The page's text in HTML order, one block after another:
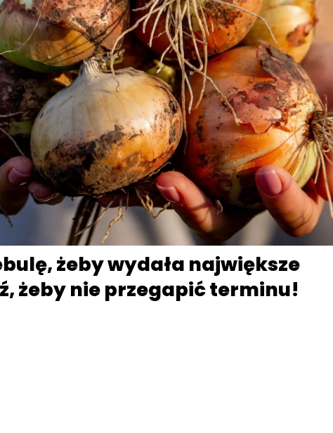
żeby wydała największe
żeby nie przegapić terminu!